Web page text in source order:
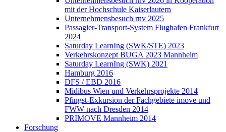
mit der Hochschule Kaiserlautern
Unternehmensbesuch rnv 2025
Passagier-Transport-System Flughafen Frankfurt
2024
Saturday LearnIng (SWK/STE) 2023
Verkehrskonzept BUGA 2023 Mannheim
Saturday LearnIng (SWK) 2021
Hamburg 2016
DFS / EBD 2016
Midibus Wien und Verkehrsprojekte 2014
Pfingst-Exkursion der Fachgebiete imove und
FWW nach Dresden 2014
PRIMOVE Mannheim 2014
Forschung